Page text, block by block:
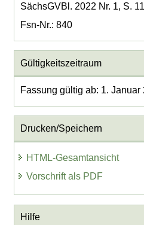
SächsGVBl. 2022 Nr. 1, S. 11
Fsn-Nr.: 840
Gültigkeitszeitraum
Fassung gültig ab: 1. Januar
Drucken/Speichern
HTML-Gesamtansicht
Vorschrift als PDF
Hilfe